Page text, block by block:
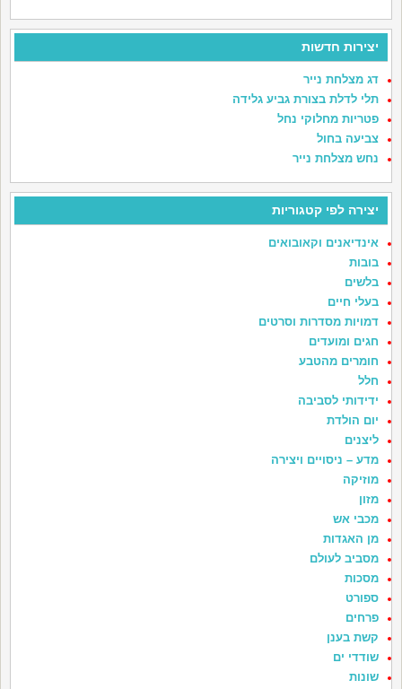
יצירות חדשות
דג מצלחת נייר
תלי לדלת בצורת גביע גלידה
פטריות מחלוקי נחל
צביעה בחול
נחש מצלחת נייר
יצירה לפי קטגוריות
אינדיאנים וקאובואים
בובות
בלשים
בעלי חיים
דמויות מסדרות וסרטים
חגים ומועדים
חומרים מהטבע
חלל
ידידותי לסביבה
יום הולדת
ליצנים
מדע – ניסויים ויצירה
מוזיקה
מזון
מכבי אש
מן האגדות
מסביב לעולם
מסכות
ספורט
פרחים
קשת בענן
שודדי ים
שונות